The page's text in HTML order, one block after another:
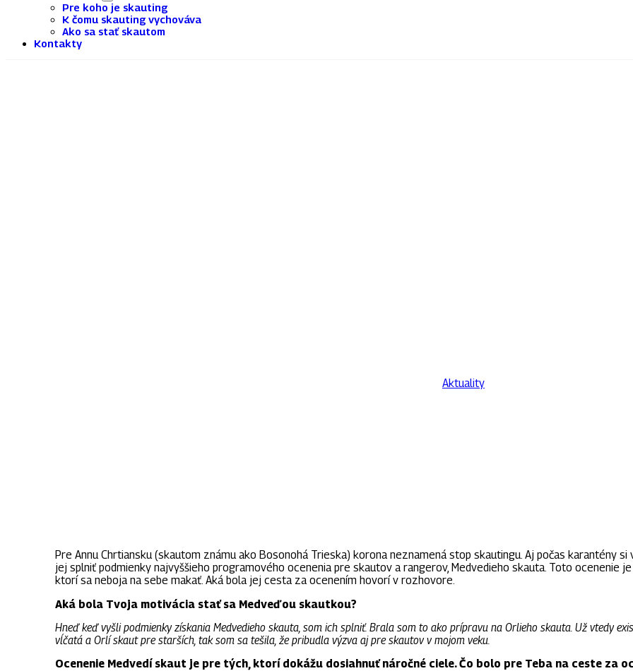
Pre koho je skauting
K čomu skauting vychováva
Ako sa stať skautom
Kontakty
Aktuality
Pre Annu Chrtiansku (skautom známu ako Bosonohá Trieska) korona neznamená stop skautingu. Aj počas karantény si
jej splniť podmienky najvyššieho programového ocenenia pre skautov a rangerov, Medvedieho skauta. Toto ocenenie
ktorí sa neboja na sebe makať. Aká bola jej cesta za ocenením hovorí v rozhovore.
Aká bola Tvoja motivácia stať sa Medveďou skautkou?
Hneď keď vyšli podmienky získania Medvedieho skauta, som ich splniť. Brala som to ako prípravu na Orlieho skauta. Už vtedy
vĺčatá a Orlí skaut pre starších, tak som sa tešila, že pribudla výzva aj pre skautov v mojom veku.
Ocenenie Medvedí skaut je pre tých, ktorí dokážu dosiahnuť náročné ciele. Čo bolo pre Teba na ceste za